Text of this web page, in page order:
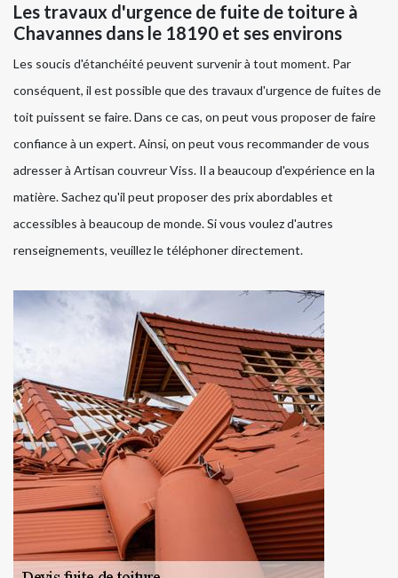
Les travaux d'urgence de fuite de toiture à
Chavannes dans le 18190 et ses environs
Les soucis d'étanchéité peuvent survenir à tout moment. Par
conséquent, il est possible que des travaux d'urgence de fuites de
toit puissent se faire. Dans ce cas, on peut vous proposer de faire
confiance à un expert. Ainsi, on peut vous recommander de vous
adresser à Artisan couvreur Viss. Il a beaucoup d'expérience en la
matière. Sachez qu'il peut proposer des prix abordables et
accessibles à beaucoup de monde. Si vous voulez d'autres
renseignements, veuillez le téléphoner directement.